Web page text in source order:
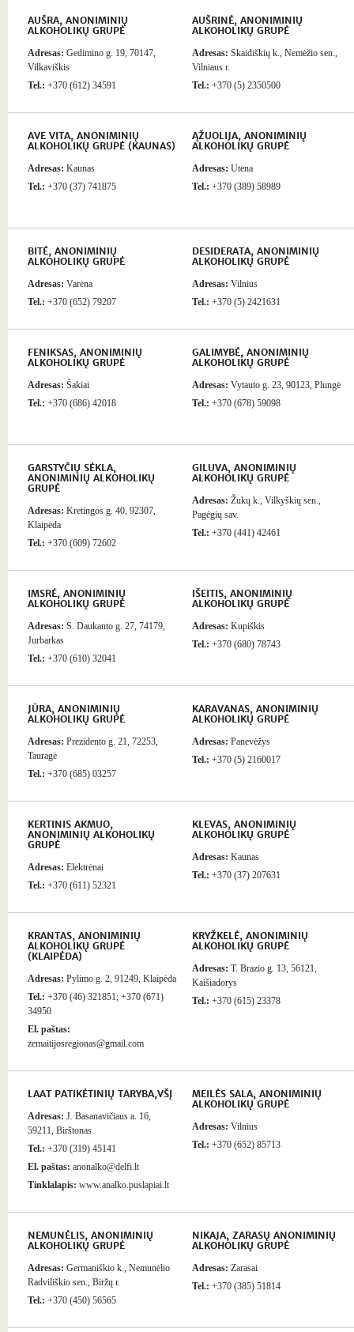
AUŠRA, ANONIMINIŲ
ALKOHOLIKŲ GRUPĖ
Adresas: Gedimino g. 19, 70147,
Vilkaviškis
Tel.: +370 (612) 34591
AUŠRINĖ, ANONIMINIŲ
ALKOHOLIKŲ GRUPĖ
Adresas: Skaidiškių k., Nemėžio sen.,
Vilniaus r.
Tel.: +370 (5) 2350500
AVE VITA, ANONIMINIŲ
ALKOHOLIKŲ GRUPĖ (KAUNAS)
Adresas: Kaunas
Tel.: +370 (37) 741875
ĄŽUOLIJA, ANONIMINIŲ
ALKOHOLIKŲ GRUPĖ
Adresas: Utena
Tel.: +370 (389) 58989
BITĖ, ANONIMINIŲ
ALKOHOLIKŲ GRUPĖ
Adresas: Varėna
Tel.: +370 (652) 79207
DESIDERATA, ANONIMINIŲ
ALKOHOLIKŲ GRUPĖ
Adresas: Vilnius
Tel.: +370 (5) 2421631
FENIKSAS, ANONIMINIŲ
ALKOHOLIKŲ GRUPĖ
Adresas: Šakiai
Tel.: +370 (686) 42018
GALIMYBĖ, ANONIMINIŲ
ALKOHOLIKŲ GRUPĖ
Adresas: Vytauto g. 23, 90123, Plungė
Tel.: +370 (678) 59098
GARSTYČIŲ SĖKLA,
ANONIMINIŲ ALKOHOLIKŲ
GRUPĖ
Adresas: Kretingos g. 40, 92307,
Klaipėda
Tel.: +370 (609) 72602
GILUVA, ANONIMINIŲ
ALKOHOLIKŲ GRUPĖ
Adresas: Žukų k., Vilkyškių sen.,
Pagėgių sav.
Tel.: +370 (441) 42461
IMSRĖ, ANONIMINIŲ
ALKOHOLIKŲ GRUPĖ
Adresas: S. Daukanto g. 27, 74179,
Jurbarkas
Tel.: +370 (610) 32041
IŠEITIS, ANONIMINIŲ
ALKOHOLIKŲ GRUPĖ
Adresas: Kupiškis
Tel.: +370 (680) 78743
JŪRA, ANONIMINIŲ
ALKOHOLIKŲ GRUPĖ
Adresas: Prezidento g. 21, 72253,
Tauragė
Tel.: +370 (685) 03257
KARAVANAS, ANONIMINIŲ
ALKOHOLIKŲ GRUPĖ
Adresas: Panevėžys
Tel.: +370 (5) 2160017
KERTINIS AKMUO,
ANONIMINIŲ ALKOHOLIKŲ
GRUPĖ
Adresas: Elektrėnai
Tel.: +370 (611) 52321
KLEVAS, ANONIMINIŲ
ALKOHOLIKŲ GRUPĖ
Adresas: Kaunas
Tel.: +370 (37) 207631
KRANTAS, ANONIMINIŲ
ALKOHOLIKŲ GRUPĖ
(KLAIPĖDA)
Adresas: Pylimo g. 2, 91249, Klaipėda
Tel.: +370 (46) 321851; +370 (671)
34950
El. paštas:
zemaitijosregionas@gmail.com
KRYŽKELĖ, ANONIMINIŲ
ALKOHOLIKŲ GRUPĖ
Adresas: T. Brazio g. 13, 56121,
Kaišiadorys
Tel.: +370 (615) 23378
LAAT PATIKĖTINIŲ TARYBA,VŠĮ
Adresas: J. Basanavičiaus a. 16,
59211, Birštonas
Tel.: +370 (319) 45141
El. paštas: anonalko@delfi.lt
Tinklalapis: www.analko.puslapiai.lt
MEILĖS SALA, ANONIMINIŲ
ALKOHOLIKŲ GRUPĖ
Adresas: Vilnius
Tel.: +370 (652) 85713
NEMUNĖLIS, ANONIMINIŲ
ALKOHOLIKŲ GRUPĖ
Adresas: Germaniškio k., Nemunėlio
Radviliškio sen., Biržų r.
Tel.: +370 (450) 56565
NIKAJA, ZARASŲ ANONIMINIŲ
ALKOHOLIKŲ GRUPĖ
Adresas: Zarasai
Tel.: +370 (385) 51814